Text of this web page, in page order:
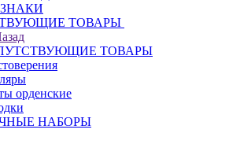
ТОВАРЫ
ТОВАРЫ
орденские
НАБОРЫ